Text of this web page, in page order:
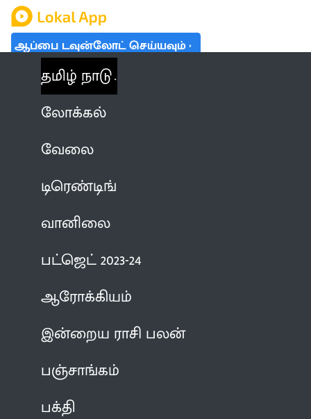
ஆப்பை டவுன்லோட் செய்யவும்
தமிழ் நாடு
லோக்கல்
வேலை
டிரெண்டிங்
வானிலை
பட்ஜெட் 2023-24
ஆரோக்கியம்
இன்றைய ராசி பலன்
பஞ்சாங்கம்
பக்தி